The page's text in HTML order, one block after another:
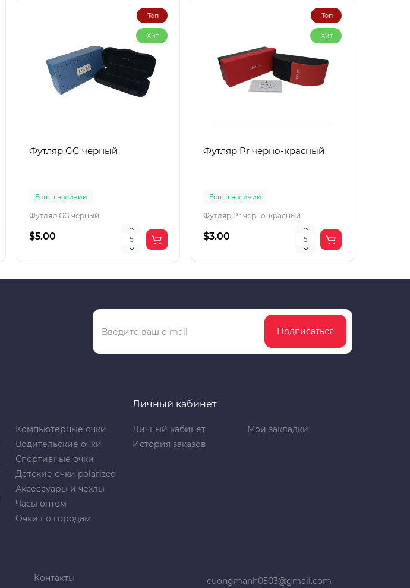
Топ
Хит
Футляр GG черный
Есть в наличии
Футляр GG черный
$5.00
Топ
Хит
Футляр Pr черно-красный
Есть в наличии
Футляр Pr черно-красный
$3.00
Подписаться
Компьютерные очки
Водительские очки
Спортивные очки
Детские очки polarized
Аксессуары и чехлы
Часы оптом
Очки по городам
Личный кабинет
Личный кабинет
История заказов
Мои закладки
Контакты cuongmanh0503@gmail.com